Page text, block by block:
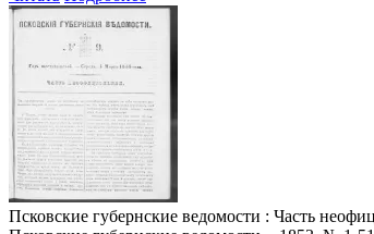
Псковские губернские ведомости : Часть